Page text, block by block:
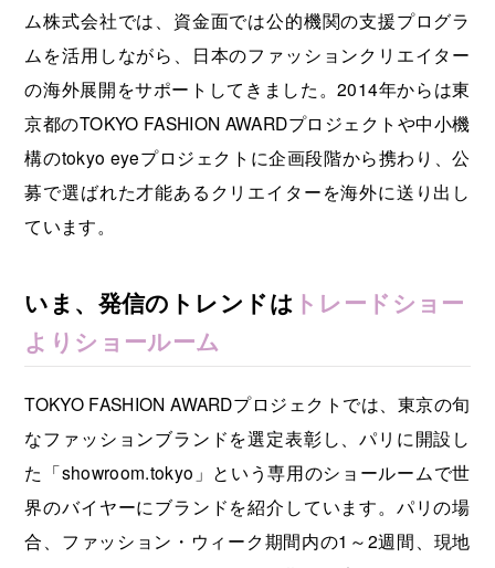
ム株式会社では、資金面では公的機関の支援プログラ
ムを活用しながら、日本のファッションクリエイター
の海外展開をサポートしてきました。2014年からは東
京都のTOKYO FASHION AWARDプロジェクトや中小機
構のtokyo eyeプロジェクトに企画段階から携わり、公
募で選ばれた才能あるクリエイターを海外に送り出し
ています。
いま、発信のトレンドは トレードショー
よりショールーム
TOKYO FASHION AWARDプロジェクトでは、東京の旬
なファッションブランドを選定表彰し、パリに開設し
た「showroom.tokyo」という専用のショールームで世
界のバイヤーにブランドを紹介しています。パリの場
合、ファッション・ウィーク期間内の1～2週間、現地